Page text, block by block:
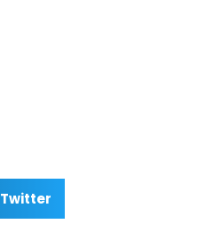
Twitter